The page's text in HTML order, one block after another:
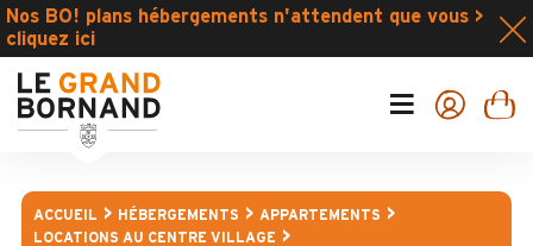
Nos BO! plans hébergements n'attendent que vous >
cliquez ici
ACCUEIL HÉBERGEMENTS
APPARTEMENTS
LOCATIONS AU CENTRE VILLAGE